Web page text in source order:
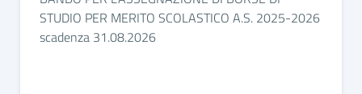
STUDIO PER MERITO SCOLASTICO A.S. 2025-2026
scadenza 31.08.2026